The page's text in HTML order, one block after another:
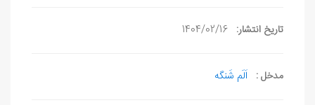
تاریخ انتشار: 1404/02/16
مدخل : اَلَم شَنگه